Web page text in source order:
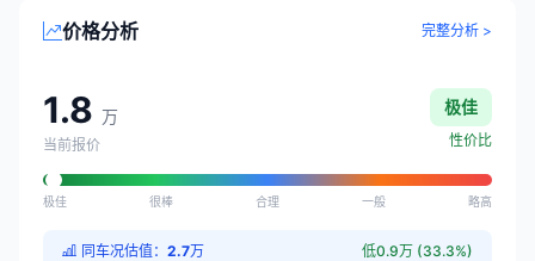
价格分析 完整分析 >
1.8 万
当前报价
极佳
性价比
极佳 很棒 合理 一般 略高
同车况估值： 2.7万 低0.9万 (33.3%)